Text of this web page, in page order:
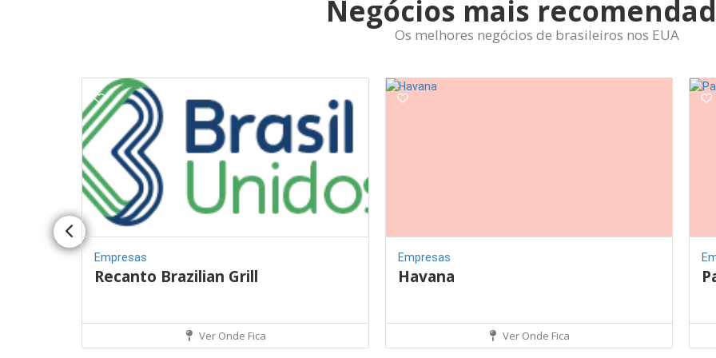
Negócios mais
Os melhores negócios de brasileiros nos EUA
Empresas
Recanto Brazilian Grill
Ver Onde Fica
Empresas
Havana
Ver Onde Fica